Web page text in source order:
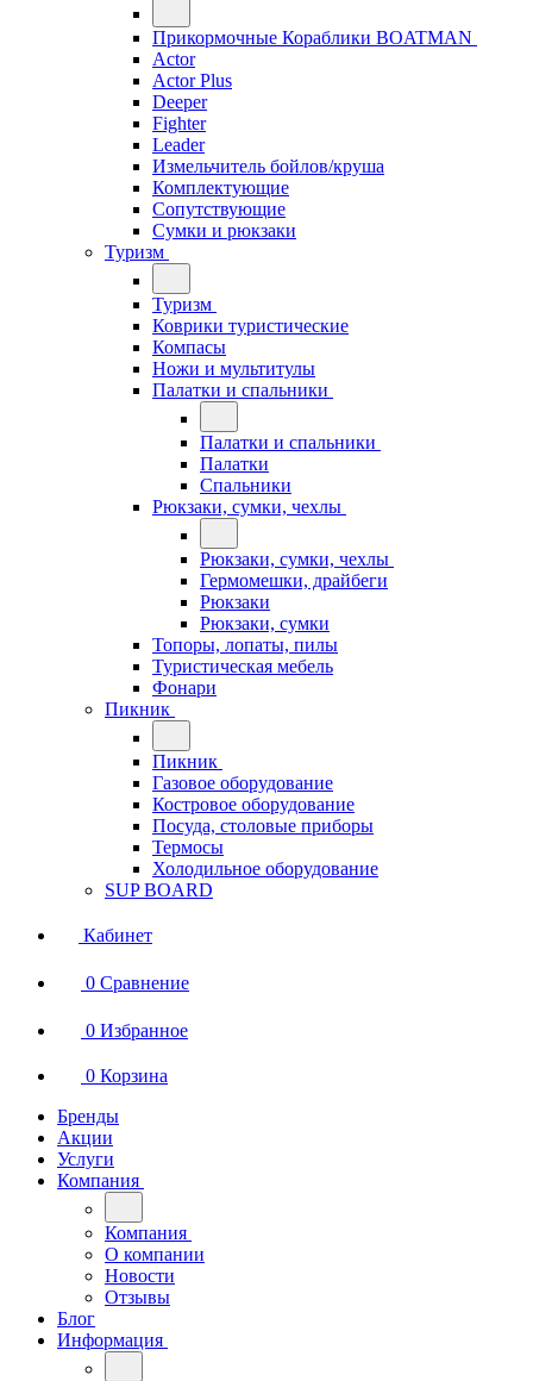
Прикормочные Кораблики BOATMAN
Actor
Actor Plus
Deeper
Fighter
Leader
Измельчитель бойлов/круша
Комплектующие
Сопутствующие
Сумки и рюкзаки
Туризм
Туризм
Коврики туристические
Компасы
Ножи и мультитулы
Палатки и спальники
Палатки и спальники
Палатки
Спальники
Рюкзаки, сумки, чехлы
Рюкзаки, сумки, чехлы
Гермомешки, драйбеги
Рюкзаки
Рюкзаки, сумки
Топоры, лопаты, пилы
Туристическая мебель
Фонари
Пикник
Пикник
Газовое оборудование
Костровое оборудование
Посуда, столовые приборы
Термосы
Холодильное оборудование
SUP BOARD
Кабинет
0 Сравнение
0 Избранное
0 Корзина
Бренды
Акции
Услуги
Компания
Компания
О компании
Новости
Отзывы
Блог
Информация